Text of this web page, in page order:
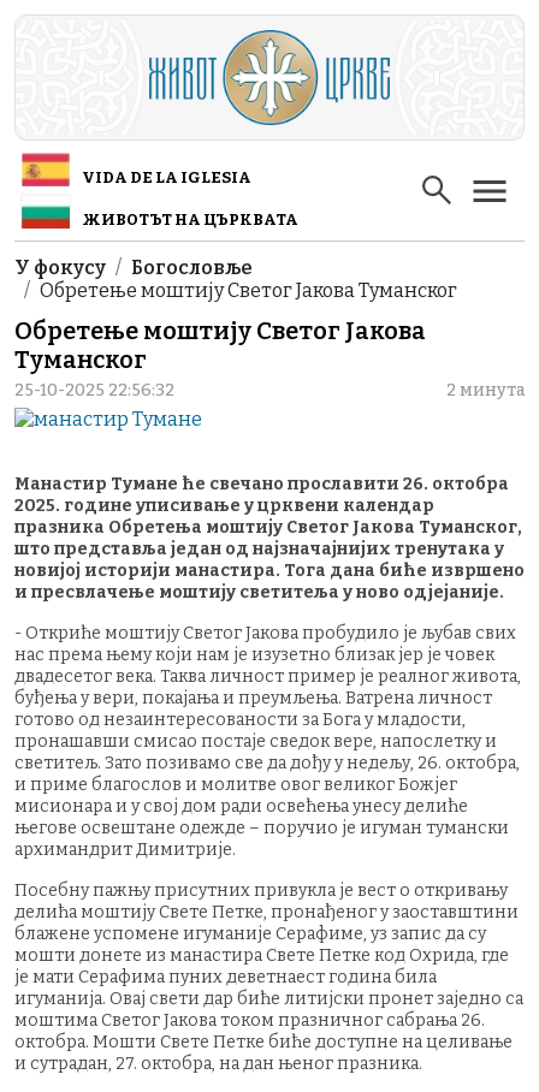
Skip to main content
VIDA DE LA IGLESIA
ЖИВОТЪТ НА ЦЪРКВАТА
Breadcrumb
У фокусу
Богословље
Обретењe моштију Светог Јакова Туманског
Обретењe моштију Светог Јакова
Туманског
25-10-2025 22:56:32 2 минута
Манастир Тумане ће свечано прославити 26. октобра
2025. године уписивање у црквени календар
празника Обретења моштију Светог Јакова Туманског,
што представља један од најзначајнијих тренутака у
новијој историји манастира. Тога дана биће извршено
и пресвлачење моштију светитеља у ново одјејаније.
- Откриће моштију Светог Јакова пробудило је љубав свих
нас према њему који нам је изузетно близак јер је човек
двадесетог века. Таква личност пример је реалног живота,
буђења у вери, покајања и преумљења. Ватренa личност
готово од незаинтересованости за Бога у младости,
пронашавши смисао постаје сведок вере, напослетку и
светитељ. Зато позивамо све да дођу у недељу, 26. октобра,
и приме благослов и молитве овог великог Божјег
мисионара и у свој дом ради освећења унесу делиће
његове освештане одежде – поручио је игуман тумански
архимандрит Димитрије.
Посебну пажњу присутних привукла је вест о откривању
делића моштију Свете Петке, пронађеног у заоставштини
блажене успомене игуманије Серафиме, уз запис да су
мошти донете из манастира Свете Петке код Охрида, где
је мати Серафима пуних деветнаест година била
игуманија. Овај свети дар биће литијски пронет заједно са
моштима Светог Јакова током празничног сабрања 26.
октобра. Мошти Свете Петке биће доступне на целивање
и сутрадан, 27. октобра, на дан њеног празника.